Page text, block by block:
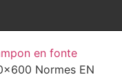
en fonte
Normes EN